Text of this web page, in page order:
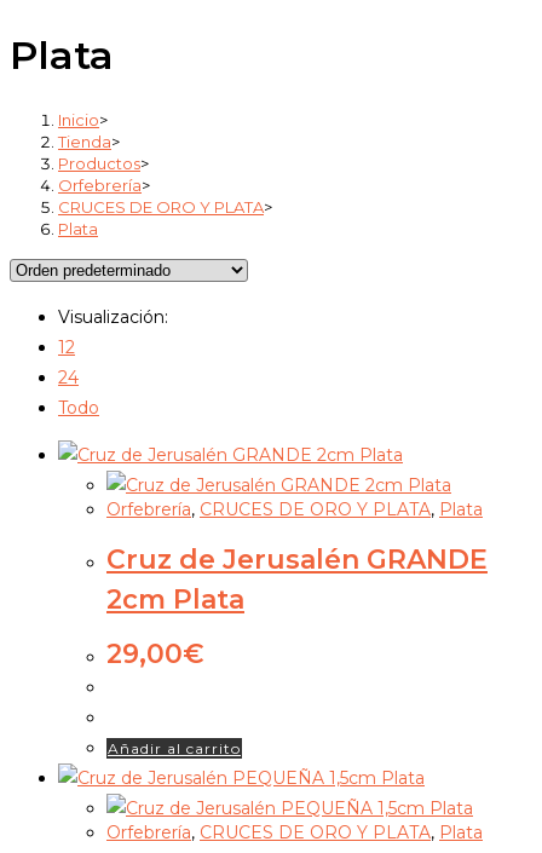
Plata
Inicio>
Tienda>
Productos>
Orfebrería>
CRUCES DE ORO Y PLATA>
Plata
Visualización:
12
24
Todo
Orfebrería, CRUCES DE ORO Y PLATA, Plata
Cruz de Jerusalén GRANDE
2cm Plata
29,00€
Añadir al carrito
Orfebrería, CRUCES DE ORO Y PLATA, Plata